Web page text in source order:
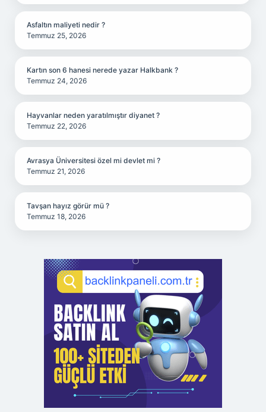
Asfaltın maliyeti nedir ?
Temmuz 25, 2026
Kartın son 6 hanesi nerede yazar Halkbank ?
Temmuz 24, 2026
Hayvanlar neden yaratılmıştır diyanet ?
Temmuz 22, 2026
Avrasya Üniversitesi özel mi devlet mi ?
Temmuz 21, 2026
Tavşan hayız görür mü ?
Temmuz 18, 2026